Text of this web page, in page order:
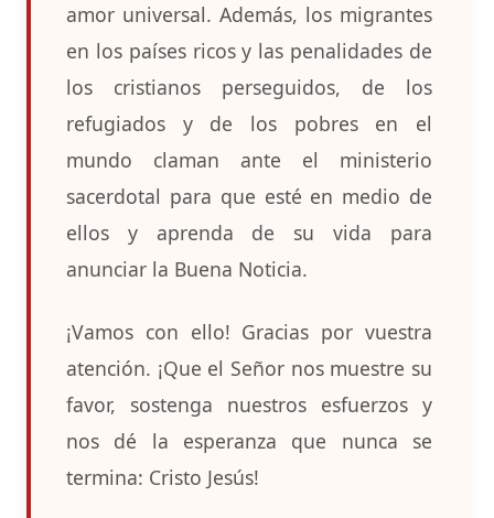
amor universal. Además, los migrantes
en los países ricos y las penalidades de
los cristianos perseguidos, de los
refugiados y de los pobres en el
mundo claman ante el ministerio
sacerdotal para que esté en medio de
ellos y aprenda de su vida para
anunciar la Buena Noticia.
¡Vamos con ello! Gracias por vuestra
atención. ¡Que el Señor nos muestre su
favor, sostenga nuestros esfuerzos y
nos dé la esperanza que nunca se
termina: Cristo Jesús!